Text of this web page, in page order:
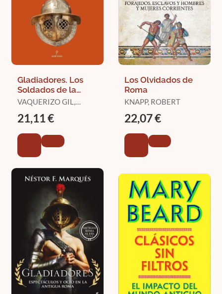
Gladiadores. Los
Soldados de la
Arena
VAQUERIZO GIL,
21,11 €
Los Olvidados de
Roma
KNAPP, ROBERT
22,07 €